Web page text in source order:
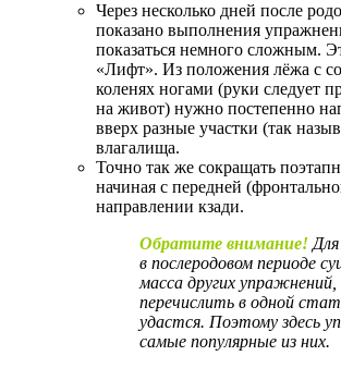
Через несколько дней после
показано выполнения
показаться немного сложным.
«Лифт». Из положения лёжа с
коленях ногами (руки следует
на живот) нужно постепенно
вверх разные участки (так
влагалища.
Точно так же сокращать
начиная с передней
направлении кзади.
Обратите внимание!
в послеродовом периоде
масса других упражнений,
перечислить в одной
удастся. Поэтому здесь
самые популярные из них.